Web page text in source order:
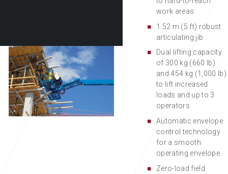
work areas
1.52 m (5 ft) robust
articulating jib
Dual lifting capacity
of 300 kg (660 lb)
and 454 kg (1,000 lb)
to lift increased
loads and up to 3
operators
Automatic envelope
control technology
for a smooth
operating envelope
Zero-load field